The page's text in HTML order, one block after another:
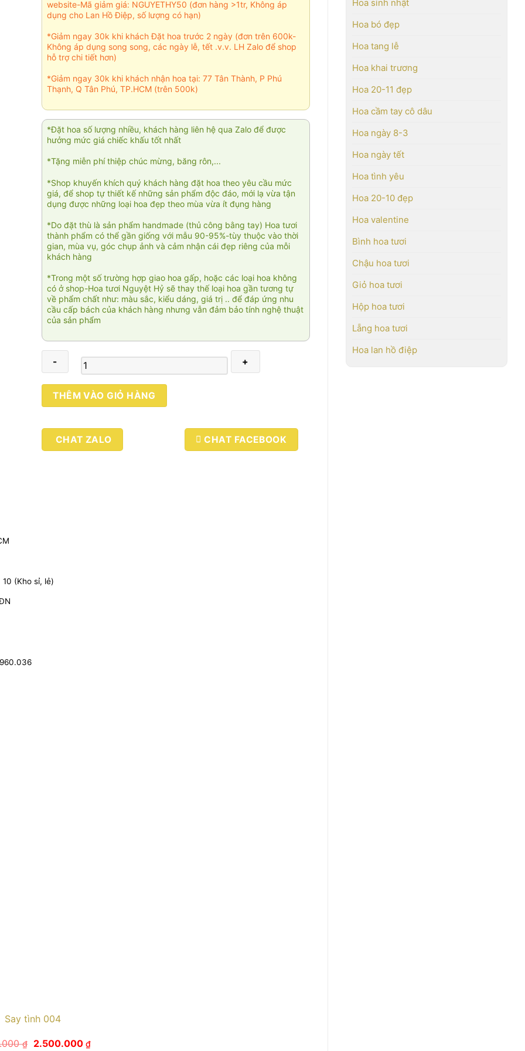
Hoa sinh nhật
Hoa bó đẹp
Hoa tang lễ
Hoa khai trương
Hoa 20-11 đẹp
Hoa cầm tay cô dâu
Hoa ngày 8-3
Hoa ngày tết
Hoa tình yêu
Hoa 20-10 đẹp
Hoa valentine
Bình hoa tươi
Chậu hoa tươi
Giỏ hoa tươi
Hộp hoa tươi
Lẵng hoa tươi
Hoa lan hồ điệp
website-Mã giảm giá: NGUYETHY50 (đơn hàng >1tr, Không áp
dụng cho Lan Hồ Điệp, số lượng có hạn)
*Giảm ngay 30k khi khách Đặt hoa trước 2 ngày (đơn trên 600k-
Không áp dụng song song, các ngày lễ, tết .v.v. LH Zalo để shop
hỗ trợ chi tiết hơn)
*Giảm ngay 30k khi khách nhận hoa tại: 77 Tân Thành, P Phú
Thạnh, Q Tân Phú, TP.HCM (trên 500k)
*Đặt hoa số lượng nhiều, khách hàng liên hệ qua Zalo để được
hưởng mức giá chiếc khấu tốt nhất
*Tặng miễn phí thiệp chúc mừng, băng rôn,...
*Shop khuyến khích quý khách hàng đặt hoa theo yêu cầu mức
giá, để shop tự thiết kế những sản phẩm độc đáo, mới lạ vừa tận
dụng được những loại hoa đẹp theo mùa vừa ít đụng hàng
*Do đặt thù là sản phẩm handmade (thủ công bằng tay) Hoa tươi
thành phẩm có thể gần giống với mẫu 90-95%-tùy thuộc vào thời
gian, mùa vụ, góc chụp ảnh và cảm nhận cái đẹp riêng của mỗi
khách hàng
*Trong một số trường hợp giao hoa gấp, hoặc các loại hoa không
có ở shop-Hoa tươi Nguyệt Hỷ sẽ thay thế loại hoa gần tương tự
về phẩm chất như: màu sắc, kiểu dáng, giá trị .. để đáp ứng nhu
cầu cấp bách của khách hàng nhưng vẫn đảm bảo tính nghệ thuật
của sản phẩm
Mộc
mạc
số
lượng
THÊM VÀO GIỎ HÀNG
CHAT ZALO CHAT FACEBOOK
(Kho sỉ, lẻ)
Say tình 004
₫
Giá
2.500.000 ₫Giá